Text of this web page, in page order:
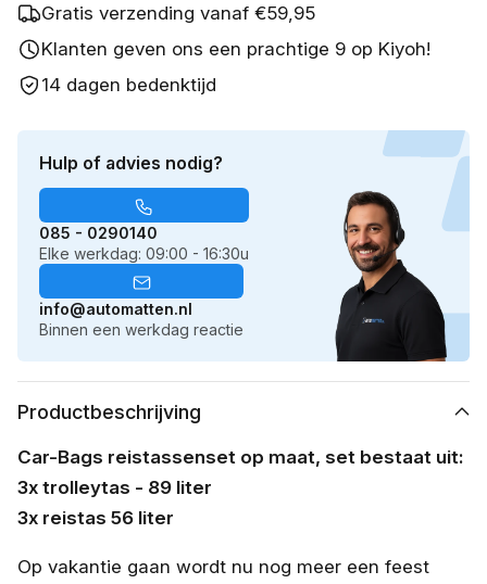
Productbeschrijving
Car-Bags reistassenset op maat, set bestaat uit:
3x trolleytas - 89 liter
3x reistas 56 liter
Op vakantie gaan wordt nu nog meer een feest
Gratis verzending vanaf €59,95
Klanten geven ons een prachtige 9 op Kiyoh!
14 dagen bedenktijd
Hulp of advies nodig?
085 - 0290140
Elke werkdag: 09:00 - 16:30u
info@automatten.nl
Binnen een werkdag reactie